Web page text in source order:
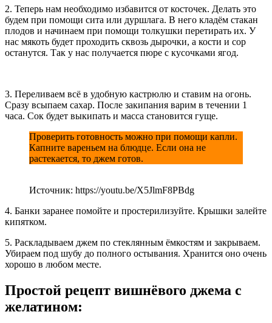
2. Теперь нам необходимо избавится от косточек. Делать это
будем при помощи сита или дуршлага. В него кладём стакан
плодов и начинаем при помощи толкушки перетирать их. У
нас мякоть будет проходить сквозь дырочки, а кости и сор
останутся. Так у нас получается пюре с кусочками ягод.
3. Переливаем всё в удобную кастрюлю и ставим на огонь.
Сразу всыпаем сахар. После закипания варим в течении 1
часа. Сок будет выкипать и масса становится гуще.
Проверить готовность можно при помощи капли.
Капните вареньем на блюдце. Если она не
растекается, то джем готов.
Источник: https://youtu.be/X5JlmF8PBdg
4. Банки заранее помойте и простерилизуйте. Крышки залейте
кипятком.
5. Раскладываем джем по стеклянным ёмкостям и закрываем.
Убираем под шубу до полного остывания. Хранится оно очень
хорошо в любом месте.
Простой рецепт вишнёвого джема с
желатином: